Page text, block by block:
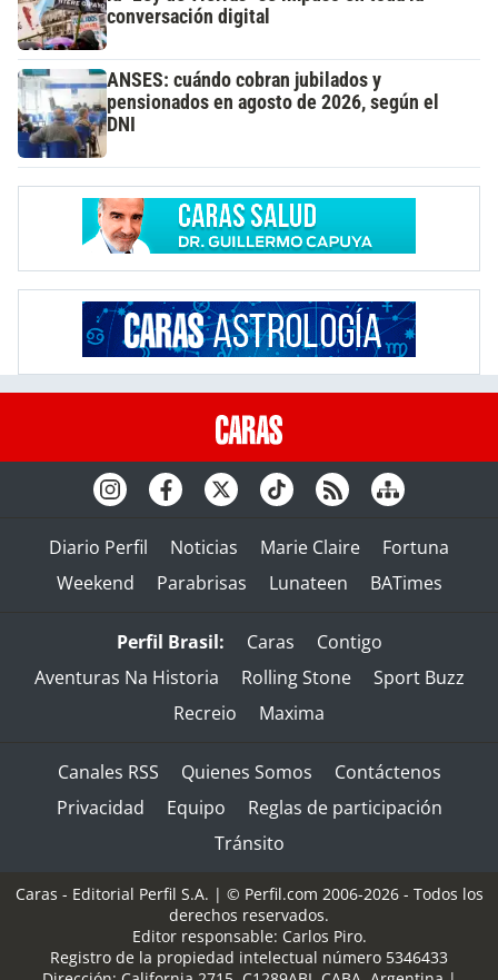
conversación digital
ANSES: cuándo cobran jubilados y
pensionados en agosto de 2026, según el
DNI
Diario Perfil Noticias Marie Claire
Fortuna
Weekend
Parabrisas Lunateen BATimes
Perfil Brasil: Caras
Contigo
Aventuras Na Historia
Rolling Stone
Sport Buzz
Recreio
Maxima
Canales RSS Quienes Somos
Contáctenos
Privacidad
Equipo
Reglas de participación
Tránsito
Caras - Editorial Perfil S.A. | © Perfil.com 2006-2026 - Todos los
derechos reservados.
Editor responsable: Carlos Piro.
Registro de la propiedad intelectual número 5346433